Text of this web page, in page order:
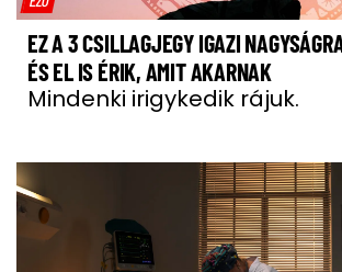
EZ A 3 CSILLAGJEGY IGAZI
ÉS EL IS ÉRIK, AMIT AKARNAK
Mindenki irigykedik rájuk.